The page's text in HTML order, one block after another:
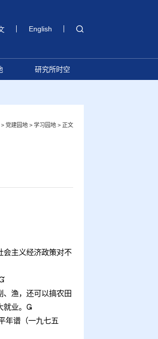
English
研究所时空
> 党建园地 > 学习园地 > 正文
主义经济政策对不
渔，还可以搞农田
业。 
年谱（一九七五